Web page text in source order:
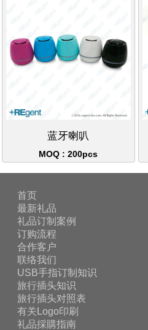
蓝牙喇叭
MOQ : 200pcs
首页
最新礼品
礼品订制案例
订购流程
合作客户
联络我们
USB手指订制知识
旅行插头知识
旅行插头对照表
有关Logo印刷
礼品採購指南